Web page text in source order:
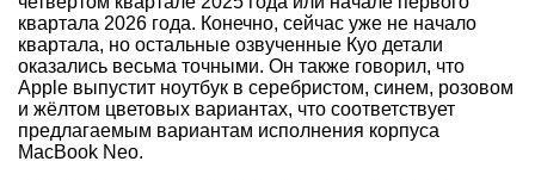
квартала 2026 года. Конечно, сейчас уже не начало
квартала, но остальные озвученные Куо детали
оказались весьма точными. Он также говорил, что
Apple выпустит ноутбук в серебристом, синем, розовом
и жёлтом цветовых вариантах, что соответствует
предлагаемым вариантам исполнения корпуса
MacBook Neo.